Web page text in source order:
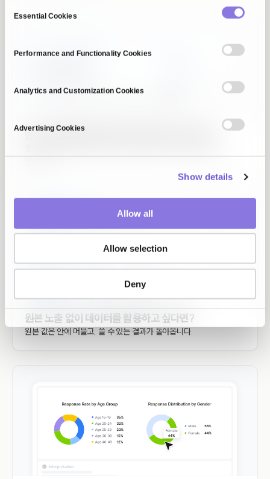
Essential Cookies
Performance and Functionality Cookies
Analytics and Customization Cookies
Advertising Cookies
Show details
Allow all
Allow selection
Deny
빈칸과 오류투성이 데이터가 AI를 막고 있다면?
원본 노출 없이 데이터를 활용하고 싶다면?
원본 값은 안에 머물고, 쓸 수 있는 결과가 돌아옵니다.